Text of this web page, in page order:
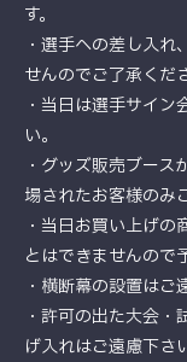
す。
・選手への差し入
せんのでご了承くだ
・当日は選手サイ
い。
・グッズ販売ブー
場されたお客様のみ
・当日お買い上げ
とはできませんので
・横断幕の設置はご
・許可の出た大会
げ入れはご遠慮下さ